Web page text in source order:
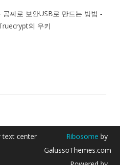
공짜로 보안USB로 만드는 방법 -
의 우키
text center Ribosome by
GalussoThemes.com